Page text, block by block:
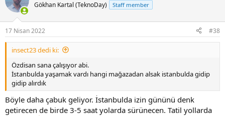
Gökhan Kartal (TeknoDay) Staff member
17 Nisan 2022 #38
insect23 dedi ki:
Özdisan sana çalışıyor abi.
İstanbulda yaşamak vardı hangi mağazadan alsak istanbulda gidip
gidip alırdık
Böyle daha çabuk geliyor. İstanbulda izin gününü denk
getirecen de birde 3-5 saat yolarda sürünecen. Tatil yollarda